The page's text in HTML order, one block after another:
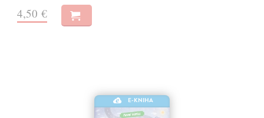
4,50 €
E-KNIHA